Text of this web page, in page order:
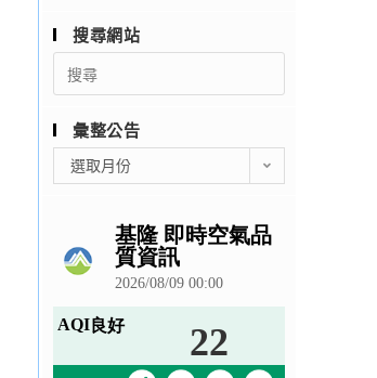
搜尋網站
Search
for:
彙整公告
整
選取月份